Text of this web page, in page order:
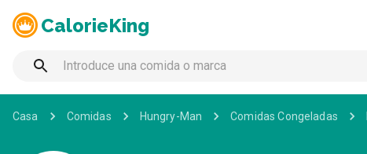
CalorieKing
Casa Comidas Hungry-Man Comidas Congeladas